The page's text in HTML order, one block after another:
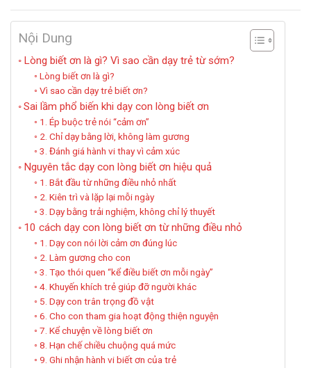
Nội Dung
Lòng biết ơn là gì? Vì sao cần dạy trẻ từ sớm?
Lòng biết ơn là gì?
Vì sao cần dạy trẻ biết ơn?
Sai lầm phổ biến khi dạy con lòng biết ơn
1. Ép buộc trẻ nói “cảm ơn”
2. Chỉ dạy bằng lời, không làm gương
3. Đánh giá hành vi thay vì cảm xúc
Nguyên tắc dạy con lòng biết ơn hiệu quả
1. Bắt đầu từ những điều nhỏ nhất
2. Kiên trì và lặp lại mỗi ngày
3. Dạy bằng trải nghiệm, không chỉ lý thuyết
10 cách dạy con lòng biết ơn từ những điều nhỏ
1. Dạy con nói lời cảm ơn đúng lúc
2. Làm gương cho con
3. Tạo thói quen “kể điều biết ơn mỗi ngày”
4. Khuyến khích trẻ giúp đỡ người khác
5. Dạy con trân trọng đồ vật
6. Cho con tham gia hoạt động thiện nguyện
7. Kể chuyện về lòng biết ơn
8. Hạn chế chiều chuộng quá mức
9. Ghi nhận hành vi biết ơn của trẻ